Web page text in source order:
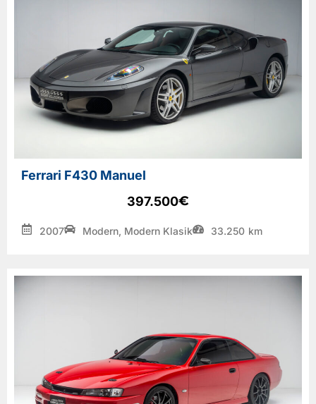
Ferrari F430 Manuel
397.500€
2007 Modern, Modern Klasik 33.250 km
Hizmetlerimiz
Hakkımızda
İletişim